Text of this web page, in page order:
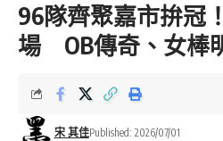
96隊齊聚嘉市拚冠
場 OB傳奇、女棒
宋 其佳Published: 2026/07/01